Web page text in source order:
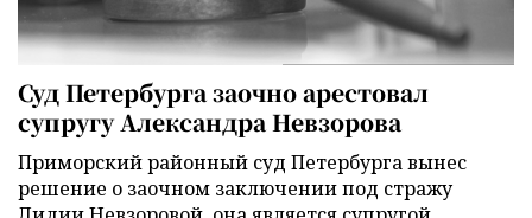
Суд Петербурга заочно арестовал
супругу Александра Невзорова
Приморский районный суд Петербурга вынес
решение о заочном заключении под стражу